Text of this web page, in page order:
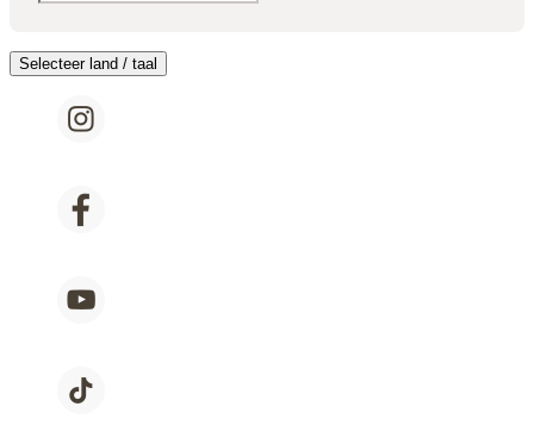
Selecteer land / taal